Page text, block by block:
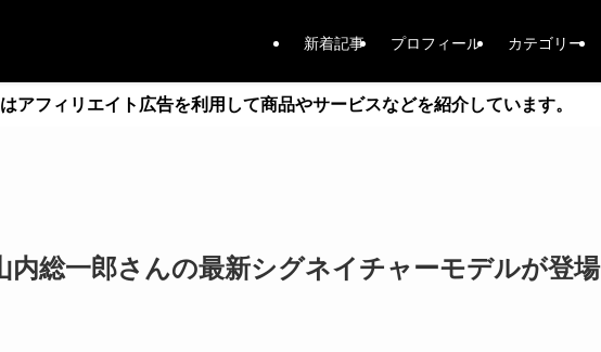
新着記事 プロフィール カテゴリー
アフィリエイト広告を利用して商品やサービスなどを紹介しています。
内総一郎さんの最新シグネイチャーモデルが登場